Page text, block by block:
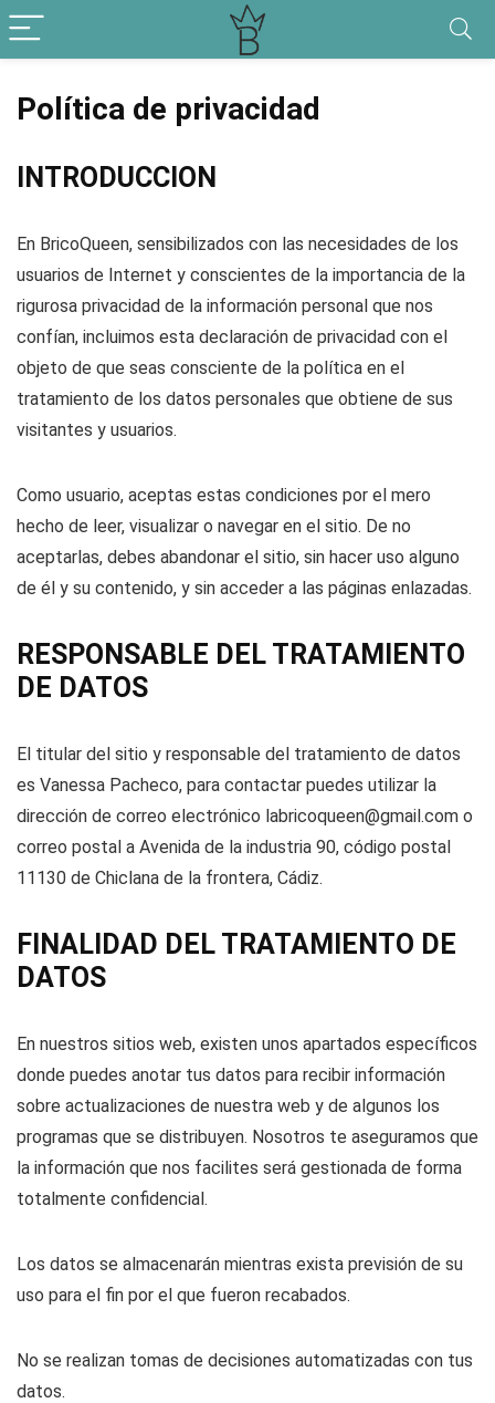
Política de privacidad
INTRODUCCION
En BricoQueen, sensibilizados con las necesidades de los
usuarios de Internet y conscientes de la importancia de la
rigurosa privacidad de la información personal que nos
confían, incluimos esta declaración de privacidad con el
objeto de que seas consciente de la política en el
tratamiento de los datos personales que obtiene de sus
visitantes y usuarios.
Como usuario, aceptas estas condiciones por el mero
hecho de leer, visualizar o navegar en el sitio. De no
aceptarlas, debes abandonar el sitio, sin hacer uso alguno
de él y su contenido, y sin acceder a las páginas enlazadas.
RESPONSABLE DEL TRATAMIENTO
DE DATOS
El titular del sitio y responsable del tratamiento de datos
es Vanessa Pacheco, para contactar puedes utilizar la
dirección de correo electrónico labricoqueen@gmail.com o
correo postal a Avenida de la industria 90, código postal
11130 de Chiclana de la frontera, Cádiz.
FINALIDAD DEL TRATAMIENTO DE
DATOS
En nuestros sitios web, existen unos apartados específicos
donde puedes anotar tus datos para recibir información
sobre actualizaciones de nuestra web y de algunos los
programas que se distribuyen. Nosotros te aseguramos que
la información que nos facilites será gestionada de forma
totalmente confidencial.
Los datos se almacenarán mientras exista previsión de su
uso para el fin por el que fueron recabados.
No se realizan tomas de decisiones automatizadas con tus
datos.